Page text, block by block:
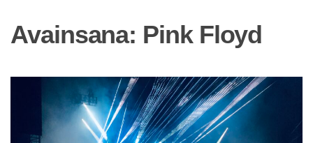
Avainsana: Pink Floyd